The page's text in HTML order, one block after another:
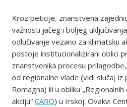
Kroz peticije, znanstvena
važnosti jačeg i boljeg
odlučivanje vezano za klimatsku
postoje institucionalizirani oblici
znanstvenika procesu
od regionalne vlade (vidi slučaj iz
Romagna) ili u obliku
akciju“ CARO) u Irskoj. Ovakvi